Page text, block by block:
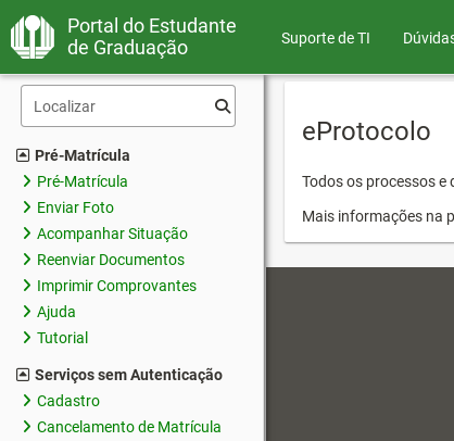
Portal do Estudante
de Graduação
Suporte de TI
Pré-Matrícula
Pré-Matrícula
Enviar Foto
Acompanhar Situação
Reenviar Documentos
Imprimir Comprovantes
Ajuda
Tutorial
Serviços sem Autenticação
Cadastro
Cancelamento de Matrícula
eProtocolo
Todos os processos
Mais informações na